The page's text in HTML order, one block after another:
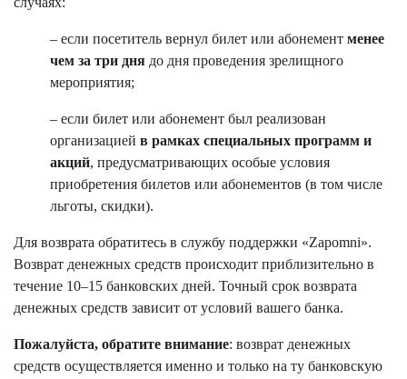
– если посетитель вернул билет или абонемент менее
чем за три дня до дня проведения зрелищного
мероприятия;
– если билет или абонемент был реализован
организацией в рамках специальных программ и
акций, предусматривающих особые условия
приобретения билетов или абонементов (в том числе
льготы, скидки).
Для возврата обратитесь в службу поддержки «Zapomni».
Возврат денежных средств происходит приблизительно в
течение 10–15 банковских дней. Точный срок возврата
денежных средств зависит от условий вашего банка.
Пожалуйста, обратите внимание: возврат денежных
средств осуществляется именно и только на ту банковскую